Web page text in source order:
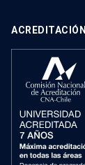
ACREDITACIÓN